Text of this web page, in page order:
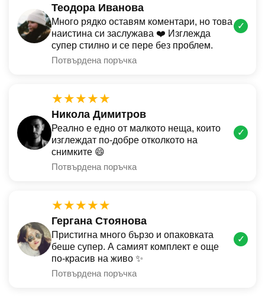
Теодора Иванова
Много рядко оставям коментари, но това
наистина си заслужава ❤️ Изглежда
супер стилно и се пере без проблем.
Потвърдена поръчка
✓
★★★★★
Никола Димитров
Реално е едно от малкото неща, които
изглеждат по-добре отколкото на
снимките 😄
Потвърдена поръчка
✓
★★★★★
Гергана Стоянова
Пристигна много бързо и опаковката
беше супер. А самият комплект е още
по-красив на живо ✨
Потвърдена поръчка
✓